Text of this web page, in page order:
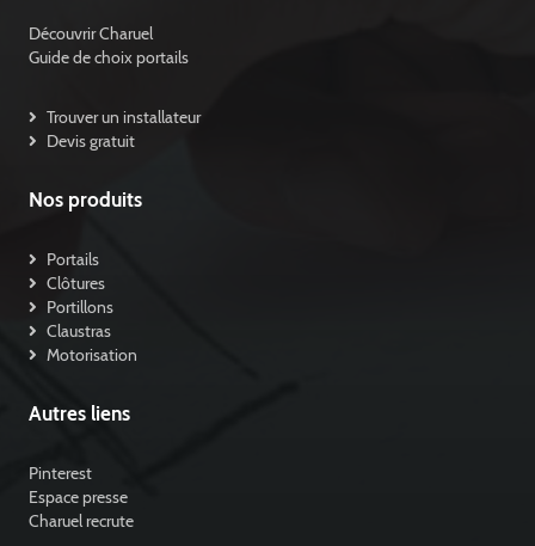
Découvrir Charuel
Guide de choix portails
Trouver un installateur
Devis gratuit
Nos produits
Portails
Clôtures
Portillons
Claustras
Motorisation
Autres liens
Pinterest
Espace presse
Charuel recrute